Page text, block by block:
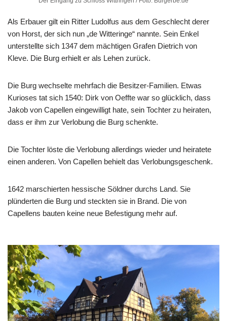
Als Erbauer gilt ein Ritter Ludolfus aus dem Geschlecht derer
von Horst, der sich nun „de Witteringe“ nannte. Sein Enkel
unterstellte sich 1347 dem mächtigen Grafen Dietrich von
Kleve. Die Burg erhielt er als Lehen zurück.
Die Burg wechselte mehrfach die Besitzer-Familien. Etwas
Kurioses tat sich 1540: Dirk von Oeffte war so glücklich, dass
Jakob von Capellen eingewilligt hate, sein Tochter zu heiraten,
dass er ihm zur Verlobung die Burg schenkte.
Die Tochter löste die Verlobung allerdings wieder und heiratete
einen anderen. Von Capellen behielt das Verlobungsgeschenk.
1642 marschierten hessische Söldner durchs Land. Sie
plünderten die Burg und steckten sie in Brand. Die von
Capellens bauten keine neue Befestigung mehr auf.